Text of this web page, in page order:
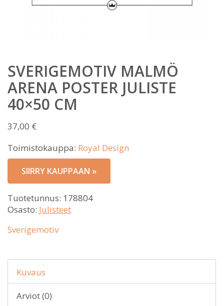
SVERIGEMOTIV MALMÖ
ARENA POSTER JULISTE
40×50 CM
37,00 €
Toimistokauppa: Royal Design
SIIRRY KAUPPAAN »
Tuotetunnus: 178804
Osasto: Julisteet
Sverigemotiv
Kuvaus
Arviot (0)